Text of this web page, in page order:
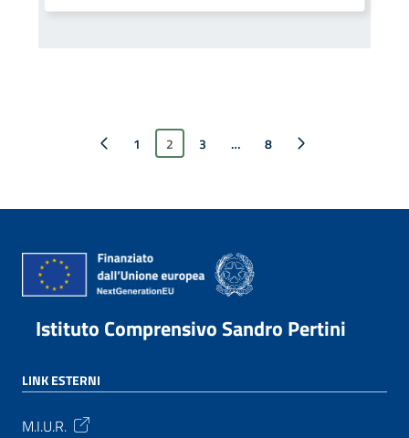
Pagina precedente
1 2 3 … 8
Pagina successiva
Istituto Comprensivo Sandro Pertini
LINK ESTERNI
M.I.U.R.